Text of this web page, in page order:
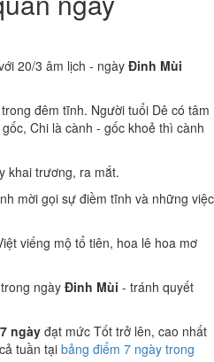
20/3 âm lịch - ngày Đinh Mùi
đêm tĩnh. Người tuổi Dê có tâm
Chi là cành - gốc khoẻ thì cành
khai trương, ra mắt.
mời gọi sự điềm tĩnh và những việc
viếng mộ tổ tiên, hoa lê hoa mơ
ngày Đinh Mùi - tránh quyết
ngày đạt mức Tốt trở lên, cao nhất
tuần tại bảng điểm 7 ngày trong